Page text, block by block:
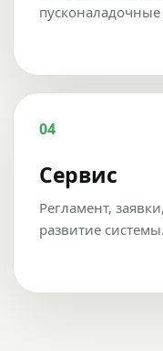
04
Сервис
Регламент,
развитие системы.